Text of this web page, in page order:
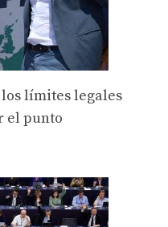
límites legales
el punto